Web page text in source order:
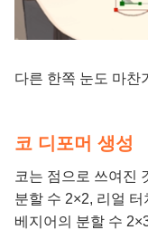
다른 한쪽 눈도 마찬
코 디포머 생성
코는 점으로 쓰여진
분할 수 2×2, 리얼
베지어의 분할 수